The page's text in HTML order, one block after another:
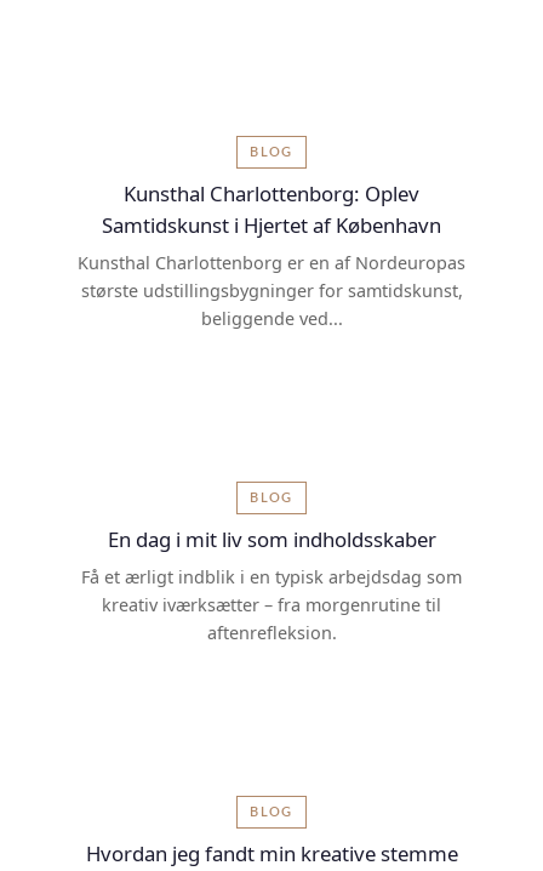
BLOG
Kunsthal Charlottenborg: Oplev
Samtidskunst i Hjertet af København
Kunsthal Charlottenborg er en af Nordeuropas
største udstillingsbygninger for samtidskunst,
beliggende ved...
BLOG
En dag i mit liv som indholdsskaber
Få et ærligt indblik i en typisk arbejdsdag som
kreativ iværksætter – fra morgenrutine til
aftenrefleksion.
BLOG
Hvordan jeg fandt min kreative stemme